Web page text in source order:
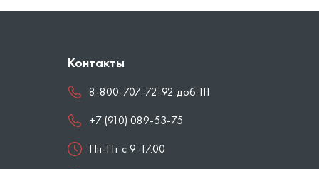
Контакты
8-800-707-72-92 доб.111
+7 (910) 089-53-75
Пн-Пт с 9-17.00